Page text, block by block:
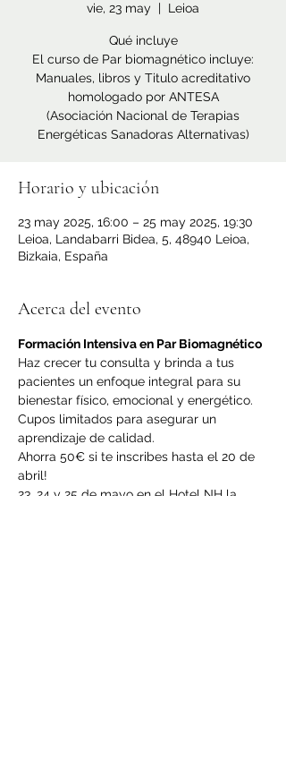
vie, 23 may
  |
Leioa
Qué incluye
El curso de Par biomagnético incluye:
Manuales, libros y Titulo acreditativo
homologado por ANTESA
(Asociación Nacional de Terapias
Horario y ubicación
23 may 2025, 16:00 – 25 may 2025, 19:30
Leioa, Landabarri Bidea, 5, 48940 Leioa,
Bizkaia, España
Acerca del evento
Formación Intensiva en Par Biomagnético
Haz crecer tu consulta y brinda a tus
pacientes un enfoque integral para su
bienestar físico, emocional y energético.
Cupos limitados para asegurar un
aprendizaje de calidad.
Ahorra 50€ si te inscribes hasta el 20 de
abril!
23, 24 y 25 de mayo en el Hotel NH la